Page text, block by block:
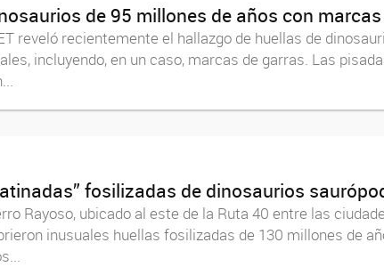
de 95 millones de años con
reveló recientemente el hallazgo de huellas de
incluyendo, en un caso, marcas de garras. Las
fosilizadas de dinosaurios
Rayoso, ubicado al este de la Ruta 40 entre las
inusuales huellas fosilizadas de 130 millones de